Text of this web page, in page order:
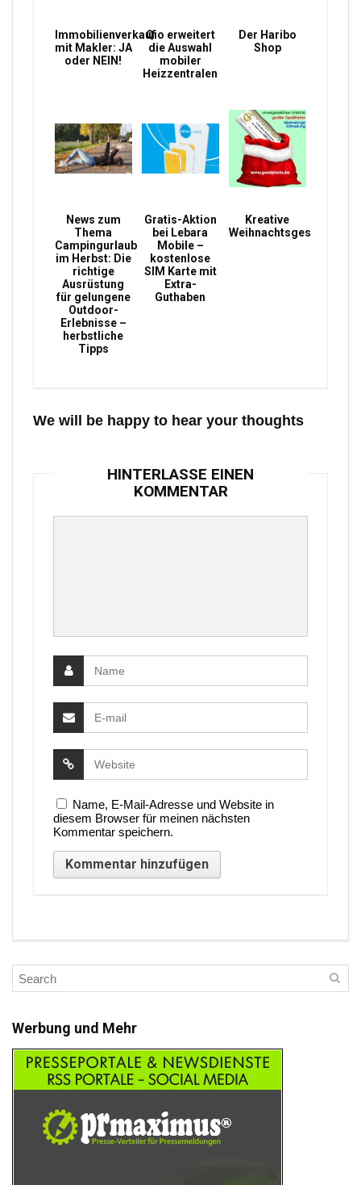
Immobilienverkauf
mit Makler: JA
oder NEIN!
Qio erweitert
die Auswahl
mobiler
Heizzentralen
Der Haribo
Shop
News zum
Thema
Campingurlaub
im Herbst: Die
richtige
Ausrüstung
für gelungene
Outdoor-
Erlebnisse –
herbstliche
Tipps
Gratis-Aktion
bei Lebara
Mobile –
kostenlose
SIM Karte mit
Extra-
Guthaben
Kreative
Weihnachtsgeschenke
We will be happy to hear your thoughts
HINTERLASSE EINEN
KOMMENTAR
Name, E-Mail-Adresse und Website in
diesem Browser für meinen nächsten
Kommentar speichern.
Werbung und Mehr